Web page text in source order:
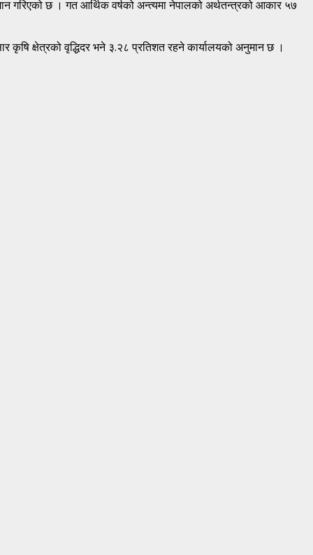
गरिएको छ । गत आर्थिक वर्षको अन्त्यमा नेपालको अर्थतन्त्रको आकार ५७
कृषि क्षेत्रको वृद्धिदर भने ३.२८ प्रतिशत रहने कार्यालयको अनुमान छ ।